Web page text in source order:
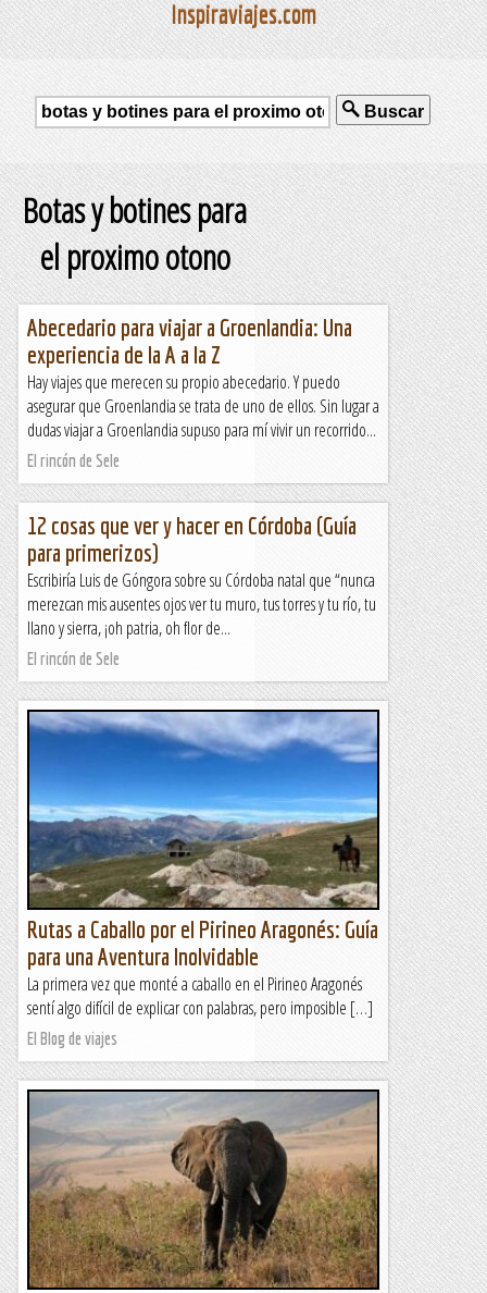
Inspiraviajes.com
Buscar
Botas y botines para
el proximo otono
Abecedario para viajar a Groenlandia: Una
experiencia de la A a la Z
Hay viajes que merecen su propio abecedario. Y puedo
asegurar que Groenlandia se trata de uno de ellos. Sin lugar a
dudas viajar a Groenlandia supuso para mí vivir un recorrido...
El rincón de Sele
12 cosas que ver y hacer en Córdoba (Guía
para primerizos)
Escribiría Luis de Góngora sobre su Córdoba natal que “nunca
merezcan mis ausentes ojos ver tu muro, tus torres y tu río, tu
llano y sierra, ¡oh patria, oh flor de...
El rincón de Sele
Rutas a Caballo por el Pirineo Aragonés: Guía
para una Aventura Inolvidable
La primera vez que monté a caballo en el Pirineo Aragonés
sentí algo difícil de explicar con palabras, pero imposible […]
El Blog de viajes